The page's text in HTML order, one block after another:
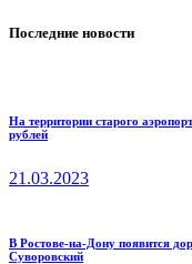
Последние новости
На территории старого
рублей
21.03.2023
В Ростове-на-Дону появится
Суворовский